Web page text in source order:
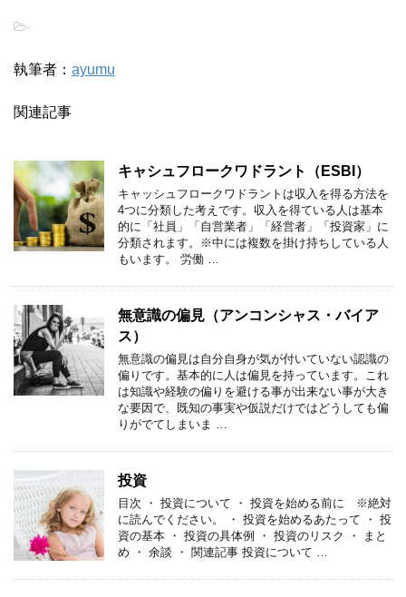
-
執筆者： ayumu
関連記事
キャシュフロークワドラント（ESBI）
キャッシュフロークワドラントは収入を得る方法を
4つに分類した考えです。収入を得ている人は基本
的に「社員」「自営業者」「経営者」「投資家」に
分類されます。※中には複数を掛け持ちしている人
もいます。 労働 …
無意識の偏見（アンコンシャス・バイア
ス）
無意識の偏見は自分自身が気が付いていない認識の
偏りです。基本的に人は偏見を持っています。これ
は知識や経験の偏りを避ける事が出来ない事が大き
な要因で、既知の事実や仮説だけではどうしても偏
りがでてしまいま …
投資
目次 ・ 投資について ・ 投資を始める前に ※絶対
に読んでください。 ・ 投資を始めるあたって ・ 投
資の基本 ・ 投資の具体例 ・ 投資のリスク ・ まと
め ・ 余談 ・ 関連記事 投資について …